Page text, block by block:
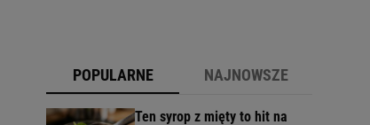
POPULARNE NAJNOWSZE
Ten syrop z mięty to hit na